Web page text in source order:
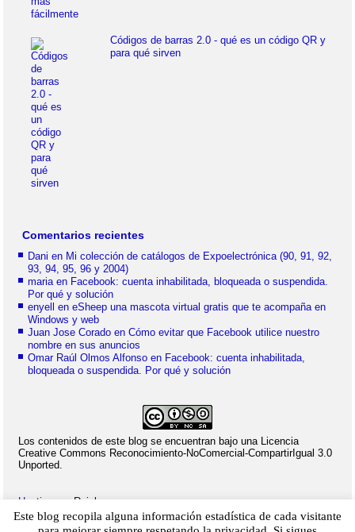
Códigos de barras 2.0 - qué es un código QR y
para qué sirven
Comentarios recientes
Dani en Mi colección de catálogos de Expoelectrónica (90, 91, 92,
93, 94, 95, 96 y 2004)
maria en Facebook: cuenta inhabilitada, bloqueada o suspendida.
Por qué y solución
enyell eneSheep una mascota virtual gratis que te acompaña en
Windows y web
Juan Jose Corado enCómo evitar que Facebook utilice nuestro
nombre en sus anuncios
Omar Raúl Olmos Alfonso en Facebook: cuenta inhabilitada,
bloqueada o suspendida. Por qué y solución
Los contenidos de este blog se encuentran bajo una Licencia
Creative Commons Reconocimiento-NoComercial-CompartirIgual 3.0
Unported.
Hostingpor Raiola.
Este blog recopila alguna información estadística de cada visitante